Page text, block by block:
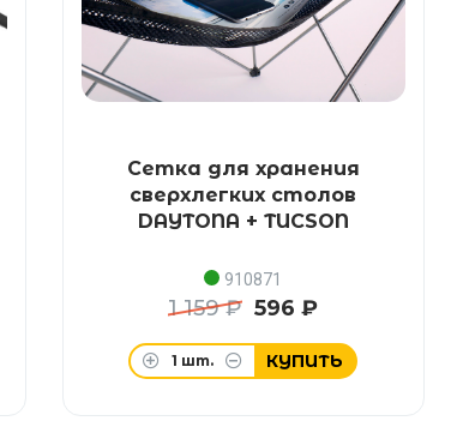
Сетка для хранения
сверхлегких столов
DAYTONA + TUCSON
910871
1 159 ₽ 596 ₽
1 шт. КУПИТЬ